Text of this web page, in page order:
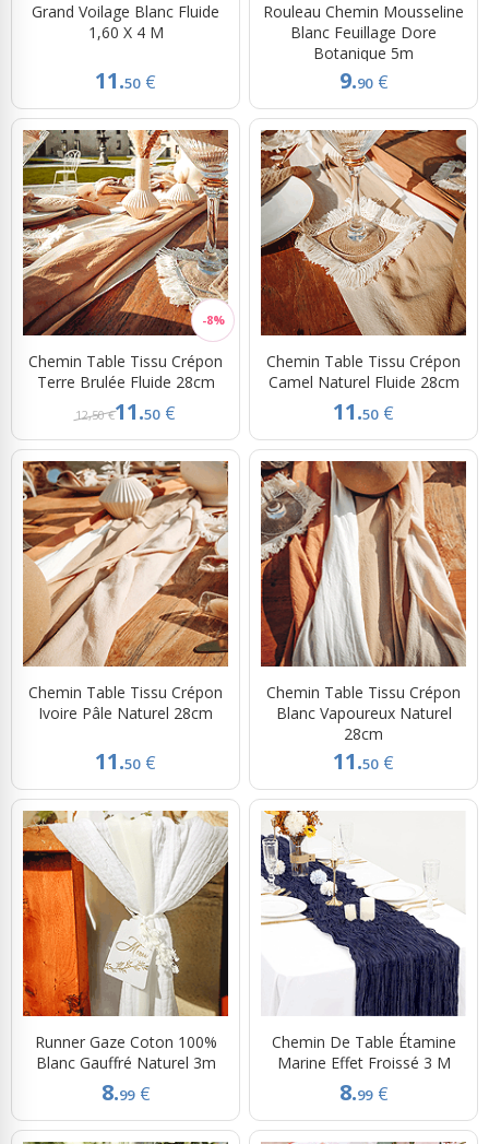
Grand Voilage Blanc Fluide
1,60 X 4 M
11.50 €
Rouleau Chemin Mousseline
Blanc Feuillage Dore
Botanique 5m
9.90 €
Chemin Table Tissu Crépon
Terre Brulée Fluide 28cm
12,50 €11.50 €
Chemin Table Tissu Crépon
Camel Naturel Fluide 28cm
11.50 €
Chemin Table Tissu Crépon
Ivoire Pâle Naturel 28cm
11.50 €
Chemin Table Tissu Crépon
Blanc Vapoureux Naturel
28cm
11.50 €
Runner Gaze Coton 100%
Blanc Gauffré Naturel 3m
8.99 €
Chemin De Table Étamine
Marine Effet Froissé 3 M
8.99 €